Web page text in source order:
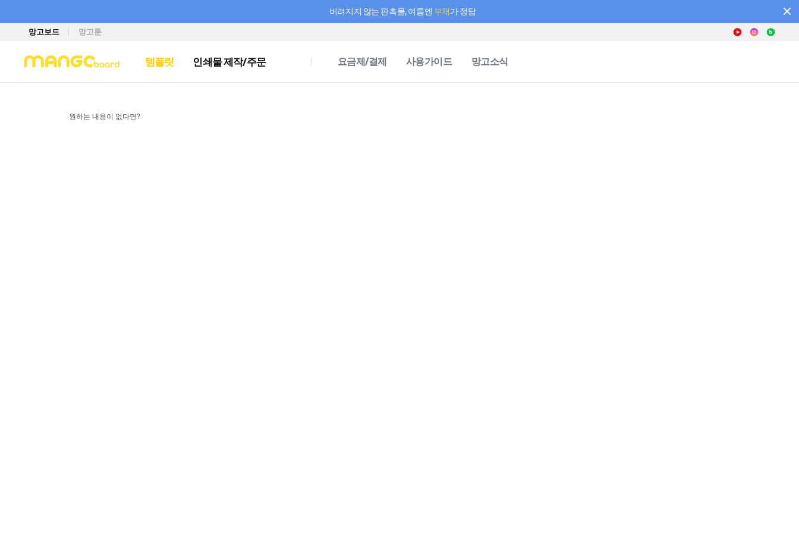
버려지지 않는 판촉물, 여름엔 부채가 정답
망고보드 망고툰
템플릿 인쇄물 제작/주문 요금제/결제 사용가이드 망고소식
원하는 내용이 없다면?